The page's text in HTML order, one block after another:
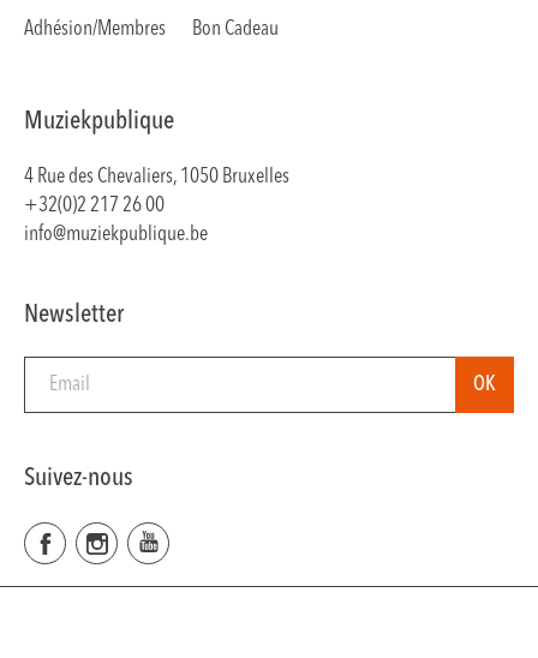
Adhésion/Membres
Bon Cadeau
Muziekpublique
4 Rue des Chevaliers, 1050 Bruxelles
+32(0)2 217 26 00
info@muziekpublique.be
Newsletter
Suivez-nous